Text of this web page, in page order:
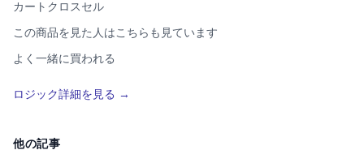
カートクロスセル
この商品を見た人はこちらも見ています
よく一緒に買われる
コーディネート提案
ロジック詳細を見る →
他の記事